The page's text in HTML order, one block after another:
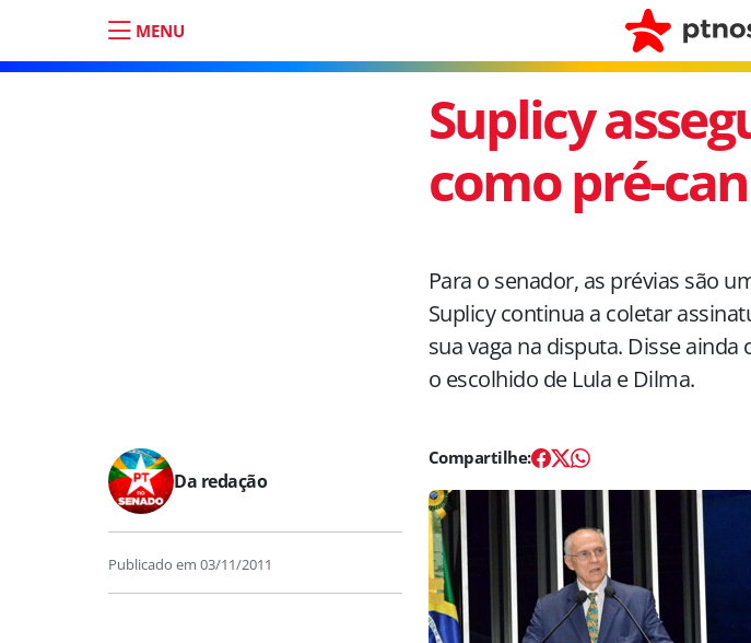
MENU
Suplicy
como pré-
Para o senador, as prévias são
Suplicy continua a coletar
sua vaga na disputa. Disse
o escolhido de Lula e Dilma.
Da redação
Publicado em 03/11/2011